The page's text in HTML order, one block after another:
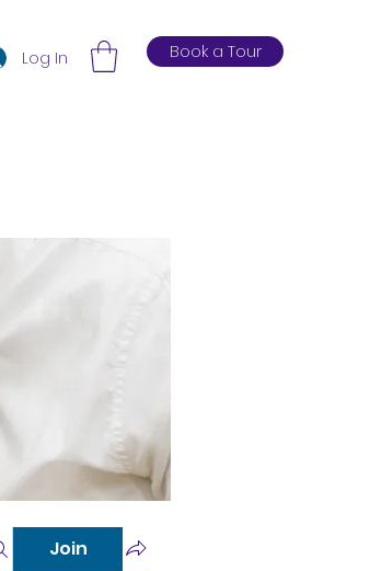
Log In Book a Tour
Join